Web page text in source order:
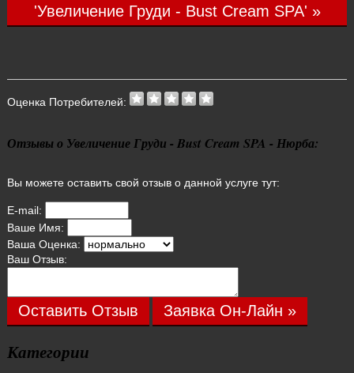
'Увеличение Груди - Bust Cream SPA' »
Оценка Потребителей:
Отзывы о Увеличение Груди - Bust Cream SPA - Нюрба:
Вы можете оставить свой отзыв о данной услуге тут:
E-mail:
Ваше Имя:
Ваша Оценка:
Ваш Отзыв:
Оставить Отзыв Заявка Он-Лайн »
Категории